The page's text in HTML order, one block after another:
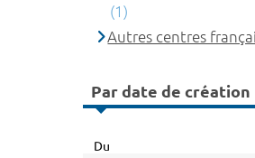
(1)
Autres centres
Par date de création
Du